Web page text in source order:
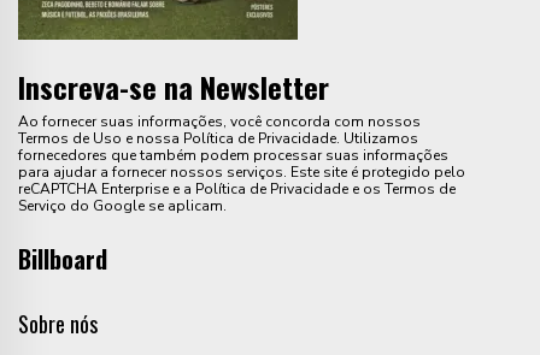
Inscreva-se na Newsletter
Ao fornecer suas informações, você concorda com nossos
Termos de Uso e nossa Política de Privacidade. Utilizamos
fornecedores que também podem processar suas informações
para ajudar a fornecer nossos serviços. Este site é protegido pelo
reCAPTCHA Enterprise e a Política de Privacidade e os Termos de
Serviço do Google se aplicam.
Billboard
Sobre nós